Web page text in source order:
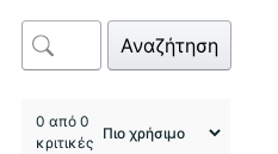
Αναζήτηση
0 από 0
κριτικές